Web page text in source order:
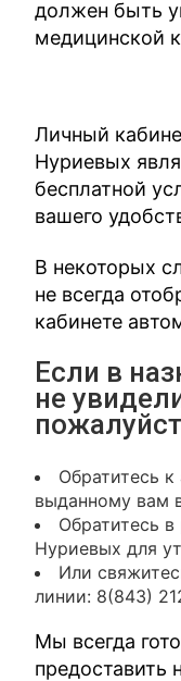
должен быть
медицинской
Личный
Нуриевых
бесплатной
вашего
В некоторых
не всегда
кабинете
Если в
не
Обратитесь к
выданному вам
Обратитесь в
Нуриевых для
Или
линии: 8(843)
Мы всегда